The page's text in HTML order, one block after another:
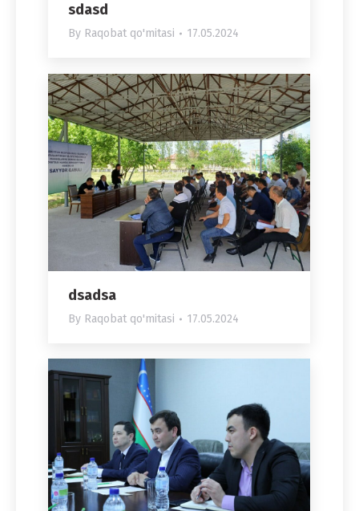
sdasd
By Raqobat qo'mitasi 17.05.2024
dsadsa
By Raqobat qo'mitasi 17.05.2024